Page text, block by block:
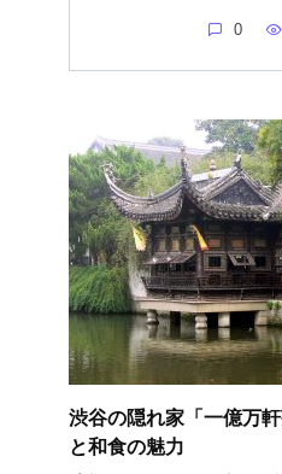
0
渋谷の隠れ家「一億万
と和食の魅力